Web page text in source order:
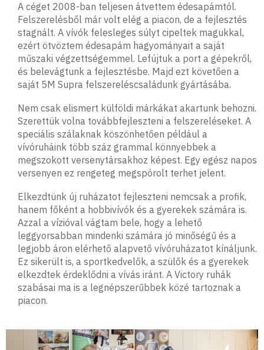
A céget 2008-ban teljesen átvettem édesapámtól.
Felszerelésből már volt elég a piacon, de a fejlesztés
stagnált. A vívók felesleges súlyt cipeltek magukkal,
ezért ötvöztem édesapám hagyományait a saját
műszaki végzettségemmel. Lefújtuk a port a gépekről,
és belevágtunk a fejlesztésbe. Majd ezt követően a
saját 5M Supra felszereléscsaládunk gyártásába.
Nem csak elismert külföldi márkákat akartunk behozni.
Szerettük volna továbbfejleszteni a felszereléseket. A
speciális szálaknak köszönhetően például a
vívóruháink több száz grammal könnyebbek a
megszokott versenytársakhoz képest. Egy egész napos
versenyen ez rengeteg megspórolt terhet jelent.
Elkezdtünk új ruházatot fejleszteni nemcsak a profik,
hanem főként a hobbivívók és a gyerekek számára is.
Azzal a vízióval vágtam bele, hogy a lehető
leggyorsabban mindenki számára jó minőségű és a
legjobb áron elérhető alapvető vívóruházatot kínáljunk.
Ez sikerült is, a sportkedvelők, a szülők és a gyerekek
elkezdtek érdeklődni a vívás iránt. A Victory ruhák
szabásai ma is a legnépszerűbbek közé tartoznak a
piacon.